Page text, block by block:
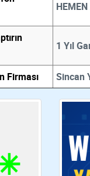
1 Yıl
Firması Sincan